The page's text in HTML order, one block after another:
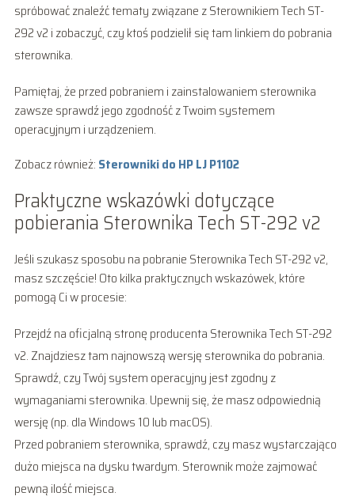
spróbować znaleźć tematy związane z Sterownikiem Tech ST-
292 v2 i zobaczyć, czy ktoś podzielił się tam linkiem do pobrania
sterownika.
Pamiętaj, że przed pobraniem i zainstalowaniem sterownika
zawsze sprawdź jego zgodność z Twoim systemem
operacyjnym i urządzeniem.
Zobacz również: Sterowniki do HP LJ P1102
Praktyczne wskazówki dotyczące
pobierania Sterownika Tech ST-292 v2
Jeśli szukasz sposobu na pobranie Sterownika Tech ST-292 v2,
masz szczęście! Oto kilka praktycznych wskazówek, które
pomogą Ci w procesie:
Przejdź na oficjalną stronę producenta Sterownika Tech ST-292
v2. Znajdziesz tam najnowszą wersję sterownika do pobrania.
Sprawdź, czy Twój system operacyjny jest zgodny z
wymaganiami sterownika. Upewnij się, że masz odpowiednią
wersję (np. dla Windows 10 lub macOS).
Przed pobraniem sterownika, sprawdź, czy masz wystarczająco
dużo miejsca na dysku twardym. Sterownik może zajmować
pewną ilość miejsca.